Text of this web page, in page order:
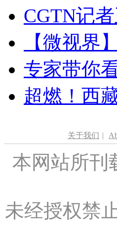
CGTN记
【微视界
专家带你
超燃！西
关于我们 |
本网站所刊
未经授权禁